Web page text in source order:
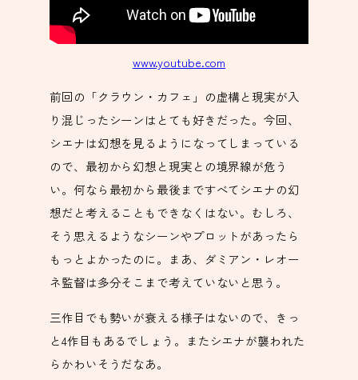
www.youtube.com
前回の「クラウン・カフェ」の虚構と現実が入
り混じったシーンはとても好きだった。今回、
シエナは幻想を見るようになってしまっている
ので、最初から幻想と現実との境界線が危う
い。何なら最初から最後まですべてシエナの幻
想だと考えることもできなくはない。むしろ、
そう思えるようなシーンやプロットがあったら
もっとよかったのに。まあ、ダミアン・レオー
ネ監督は多分そこまで考えていないと思う。
三作目でも勢いが衰える様子はないので、きっ
と4作目もあるでしょう。またシエナが襲われた
らかわいそうだなあ。